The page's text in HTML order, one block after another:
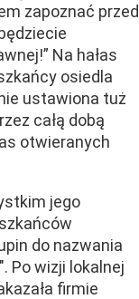
zapoznać przed
Na hałas
osiedla
ustawiona tuż
całą dobą
otwieranych
jego
do nazwania
Po wizji lokalnej
firmie